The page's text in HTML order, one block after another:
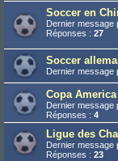
Soccer en
Dernier message
Réponses : 27
Soccer
Dernier message
Copa America
Dernier message
Réponses : 4
Ligue des
Dernier message
Réponses : 23